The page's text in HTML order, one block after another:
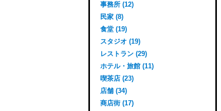
事務所 (12)
民家 (8)
食堂 (19)
スタジオ (19)
レストラン (29)
ホテル・旅館 (11)
喫茶店 (23)
店舗 (34)
商店街 (17)